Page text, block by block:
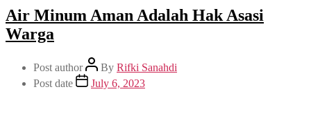
Air Minum Aman Adalah Hak Asasi
Warga
Post author By Rifki Sanahdi
Post date
July 6, 2023